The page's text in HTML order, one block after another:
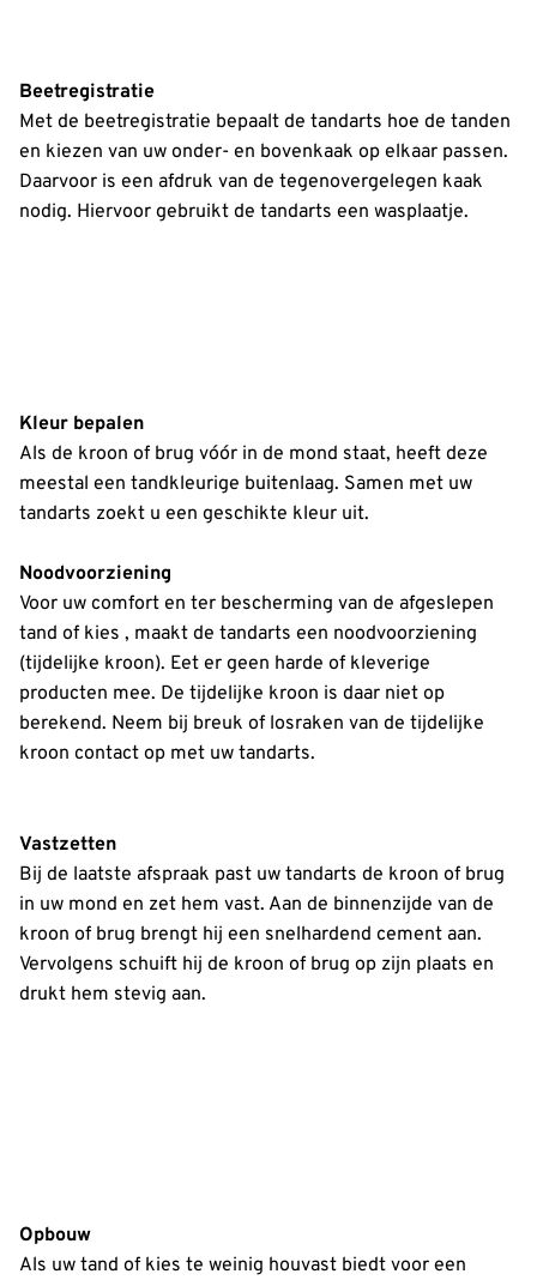
Beetregistratie
Met de beetregistratie bepaalt de tandarts hoe de tanden
en kiezen van uw onder- en bovenkaak op elkaar passen.
Daarvoor is een afdruk van de tegenovergelegen kaak
nodig. Hiervoor gebruikt de tandarts een wasplaatje.
Kleur bepalen
Als de kroon of brug vóór in de mond staat, heeft deze
meestal een tandkleurige buitenlaag. Samen met uw
tandarts zoekt u een geschikte kleur uit.
Noodvoorziening
Voor uw comfort en ter bescherming van de afgeslepen
tand of kies , maakt de tandarts een noodvoorziening
(tijdelijke kroon). Eet er geen harde of kleverige
producten mee. De tijdelijke kroon is daar niet op
berekend. Neem bij breuk of losraken van de tijdelijke
kroon contact op met uw tandarts.
Vastzetten
Bij de laatste afspraak past uw tandarts de kroon of brug
in uw mond en zet hem vast. Aan de binnenzijde van de
kroon of brug brengt hij een snelhardend cement aan.
Vervolgens schuift hij de kroon of brug op zijn plaats en
drukt hem stevig aan.
Opbouw
Als uw tand of kies te weinig houvast biedt voor een